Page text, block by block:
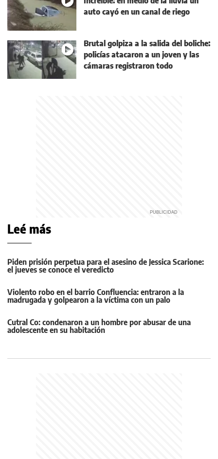
auto cayó en un canal de riego
Brutal golpiza a la salida del boliche:
policías atacaron a un joven y las
cámaras registraron todo
Leé más
Piden prisión perpetua para el asesino de Jessica Scarione:
el jueves se conoce el veredicto
Violento robo en el barrio Confluencia: entraron a la
madrugada y golpearon a la víctima con un palo
Cutral Co: condenaron a un hombre por abusar de una
adolescente en su habitación